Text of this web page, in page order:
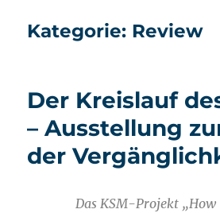
Kategorie: Review
Der Kreislauf
– Ausstellung
der
Das KSM-Projekt „How